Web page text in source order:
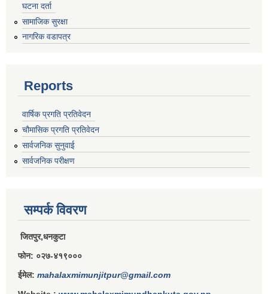
घटना दर्ता
सामाजिक सुरक्षा
नागरिक वडापत्र
Reports
वार्षिक प्रगति प्रतिवेदन
चौमासिक प्रगति प्रतिवेदन
सार्वजनिक सुनुवाई
सार्वजनिक परीक्षण
सम्पर्क विवरण
जितपुर,धनकुटा
फोन: ०२७-४१९०००
ईमेल: mahalaxmimunjitpur@gmail.com